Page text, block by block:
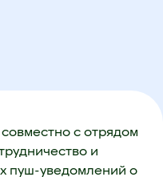
с отрядом
и
пуш-уведомлений о